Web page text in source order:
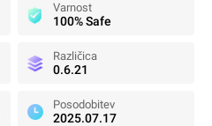
Varnost
100% Safe
Različica
0.6.21
Posodobitev
2025.07.17